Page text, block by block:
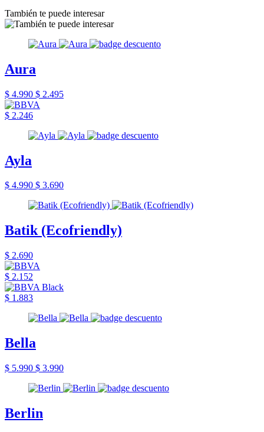
También te puede interesar
Aura
$ 4.990 $ 2.495
$ 2.246
Ayla
$ 4.990 $ 3.690
Batik (Ecofriendly)
$ 2.690
$ 2.152
$ 1.883
Bella
$ 5.990 $ 3.990
Berlin